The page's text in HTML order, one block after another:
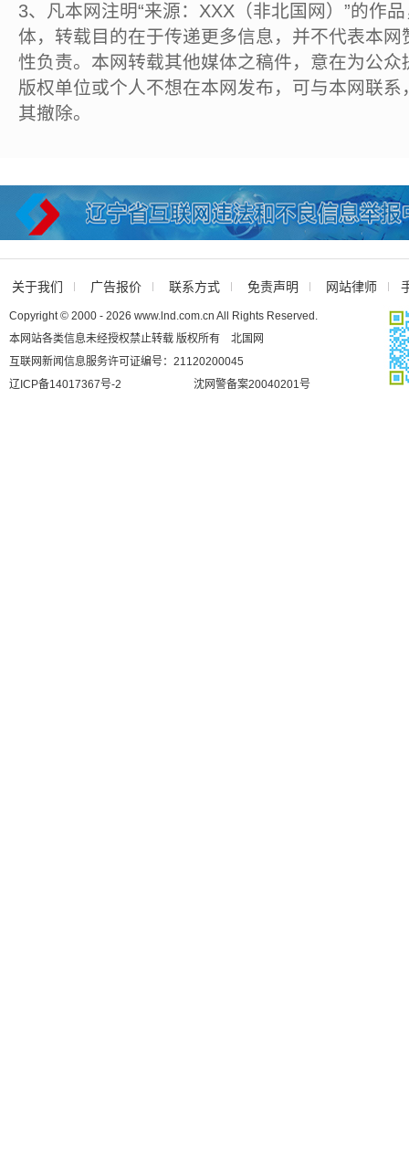
3、凡本网注明“来源：XXX（非北国网）”的作
体，转载目的在于传递更多信息，并不代表本
性负责。本网转载其他媒体之稿件，意在为公
版权单位或个人不想在本网发布，可与本网联
其撤除。
关于我们 广告报价 联系方式 免责声明 网站律师
Copyright © 2000 - 2026 www.lnd.com.cn All Rights Reserved.
本网站各类信息未经授权禁止转载 版权所有 北国网
互联网新闻信息服务许可证编号：21120200045
辽ICP备14017367号-2
沈网警备案20040201号